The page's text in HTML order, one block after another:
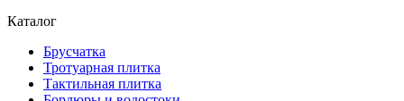
Каталог
Брусчатка
Тротуарная плитка
Тактильная плитка